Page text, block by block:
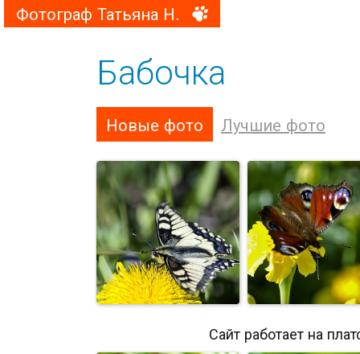
Фотограф Татьяна Н.
Бабочка
Новые фото Лучшие фото
Сайт работает на